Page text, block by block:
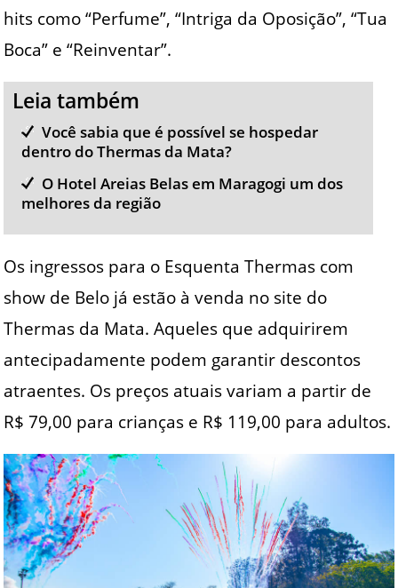
hits como “Perfume”, “Intriga da Oposição”, “Tua
Boca” e “Reinventar”.
Leia também
Você sabia que é possível se hospedar
dentro do Thermas da Mata?
O Hotel Areias Belas em Maragogi um dos
melhores da região
Os ingressos para o Esquenta Thermas com
show de Belo já estão à venda no site do
Thermas da Mata. Aqueles que adquirirem
antecipadamente podem garantir descontos
atraentes. Os preços atuais variam a partir de
R$ 79,00 para crianças e R$ 119,00 para adultos.